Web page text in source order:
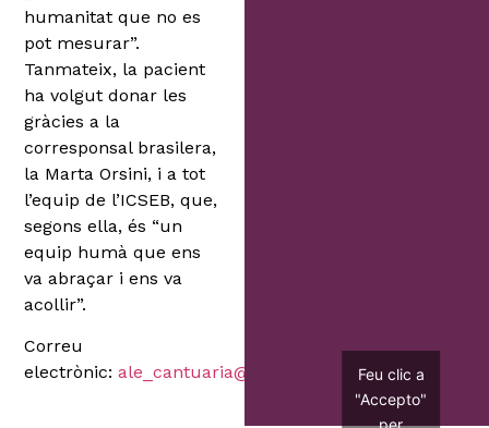
humanitat que no es
pot mesurar”.
Tanmateix, la pacient
ha volgut donar les
gràcies a la
corresponsal brasilera,
la Marta Orsini, i a tot
l’equip de l’ICSEB, que,
segons ella, és “un
equip humà que ens
va abraçar i ens va
acollir”.
Correu
electrònic:ale_cantuaria@hotmail.com
Feu clic a
"Accepto"